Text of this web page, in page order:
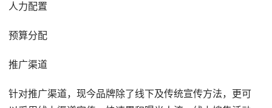
人力配置
预算分配
推广渠道
针对推广渠道，现今品牌除了线下及传统宣传方法，更可